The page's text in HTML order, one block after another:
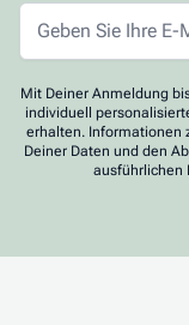
Mit Deiner Anmeldung
individuell
erhalten. Informationen
Deiner Daten und den
ausführlichen